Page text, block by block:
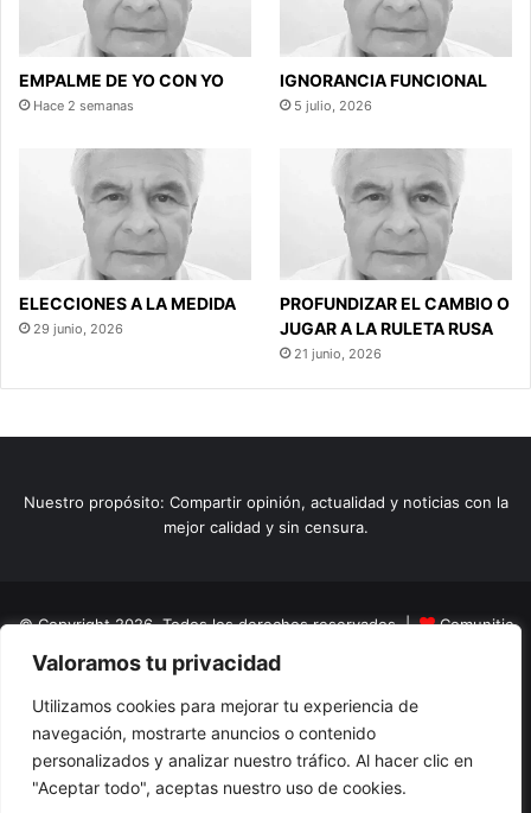
Valoramos tu privacidad
Utilizamos cookies para mejorar tu experiencia de
navegación, mostrarte anuncios o contenido
personalizados y analizar nuestro tráfico. Al hacer clic en
"Aceptar todo", aceptas nuestro uso de cookies.
EMPALME DE YO CON YO
Hace 2 semanas
IGNORANCIA FUNCIONAL
5 julio, 2026
ELECCIONES A LA MEDIDA
29 junio, 2026
PROFUNDIZAR EL CAMBIO O
JUGAR A LA RULETA RUSA
21 junio, 2026
Nuestro propósito: Compartir opinión, actualidad y noticias con la
mejor calidad y sin censura.
© Copyright 2026, Todos los derechos reservados |
Comunitic
SAS BICNit 901228106
Home
Actualidad Variedades Opinion Turismo
El Tinteadero
Caricaturas Reportajes
FacebookYouTubeInstagram